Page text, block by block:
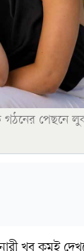
গঠনের পেছনে